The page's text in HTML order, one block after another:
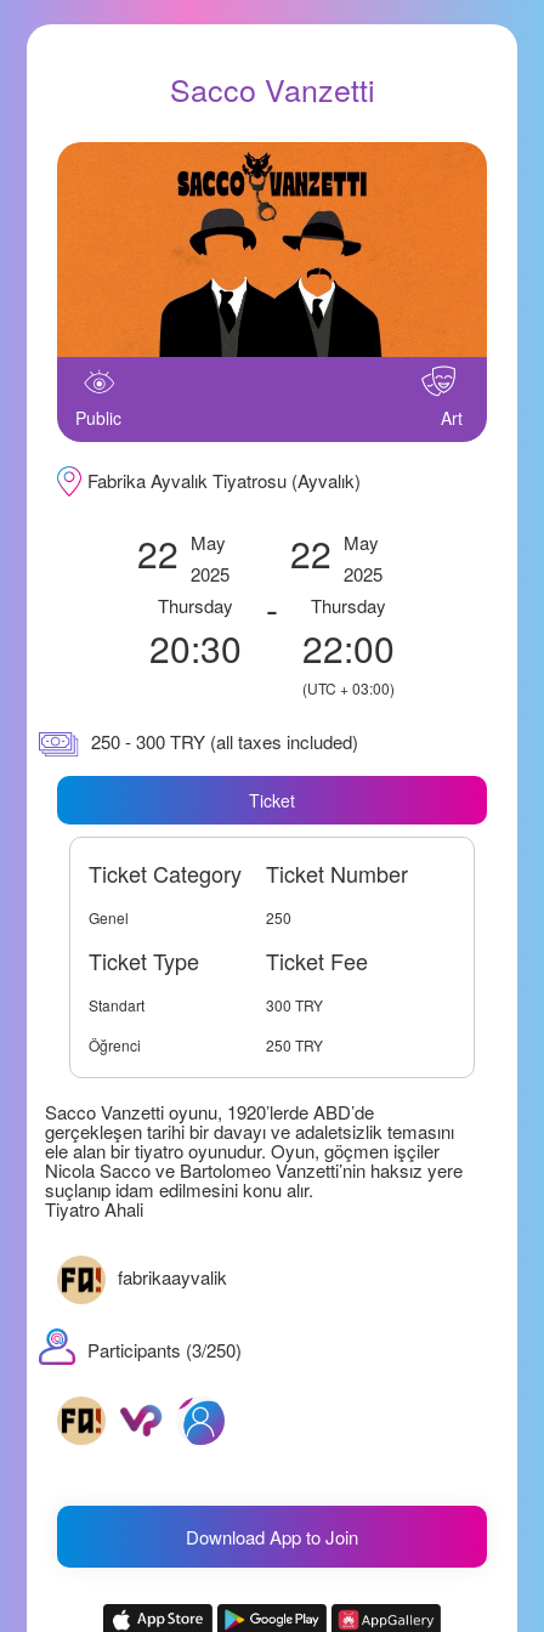
Sacco Vanzetti
Public Art
Fabrika Ayvalık Tiyatrosu (Ayvalık)
22 May
2025
Thursday
20:30
-
22 May
2025
Thursday
22:00
(UTC + 03:00)
250 - 300 TRY (all taxes included)
Ticket
Ticket Category Ticket Number
Genel 250
Ticket Type Ticket Fee
Standart
300 TRY
Öğrenci
250 TRY
Sacco Vanzetti oyunu, 1920’lerde ABD’de
gerçekleşen tarihi bir davayı ve adaletsizlik temasını
ele alan bir tiyatro oyunudur. Oyun, göçmen işçiler
Nicola Sacco ve Bartolomeo Vanzetti’nin haksız yere
suçlanıp idam edilmesini konu alır.
Tiyatro Ahali
fabrikaayvalik
Participants (3/250)
Download App to Join